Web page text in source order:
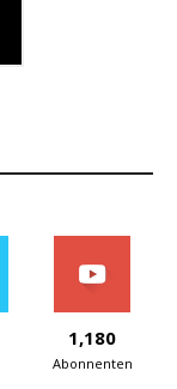
1,180
Abonnenten